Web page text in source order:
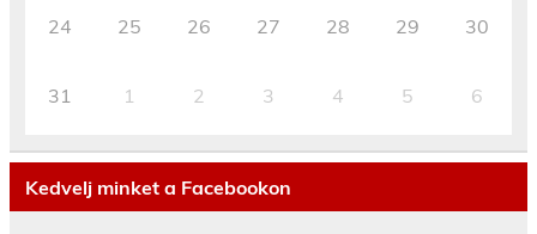
24 25 26 27 28 29 30
31 1 2 3 4 5 6
Kedvelj minket a Facebookon